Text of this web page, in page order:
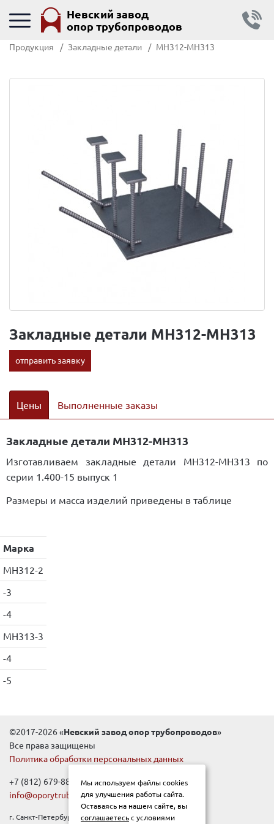
Невский завод
опор трубопроводов
Продукция Закладные детали МН312-МН313
Закладные детали МН312-МН313
отправить заявку
Цены Выполненные заказы
Закладные детали МН312-МН313
Изготавливаем закладные детали МН312-МН313 по
серии 1.400-15 выпуск 1
Размеры и масса изделий приведены в таблице
Марка
МН312-2
-3
-4
МН313-3
-4
-5
©2017-2026 «Невский завод опор трубопроводов»
Все права защищены
Политика обработки персональных данных
+7 (812) 679-88-99
info@oporytrub.ru
г. Санкт-Петербург, Новочеркасский пр-т, д.1Е
Мы используем файлы cookies
для улучшения работы сайта.
Оставаясь на нашем сайте, вы
соглашаетесьс условиями